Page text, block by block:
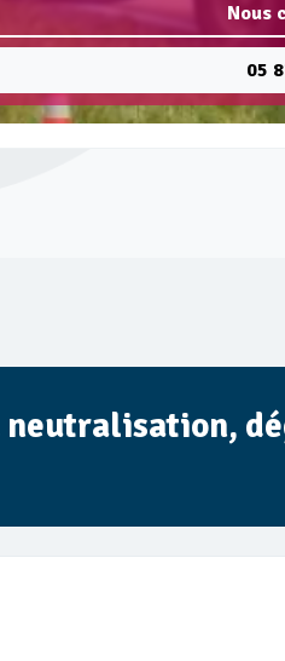
Nous
05